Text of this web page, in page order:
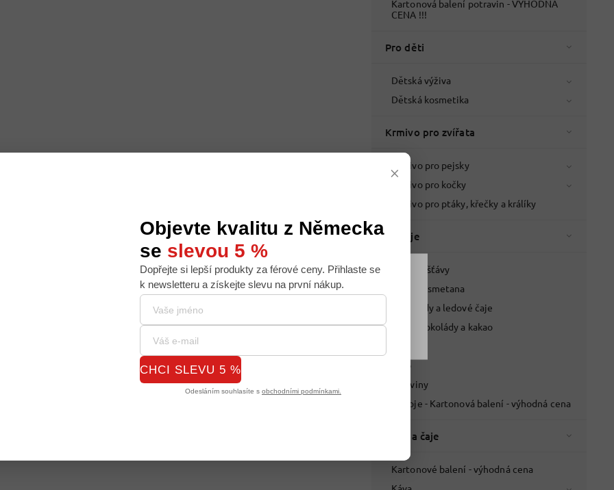
nabídku na míru, ale abychom to zvládli, používáme k
Používáním tohoto webu s tím souhlasíte.
Souhlasím
Kartonová balení potravin - VÝHODNÁ
CENA !!!
Pro děti
Dětská výživa
Dětská kosmetika
Krmivo pro zvířata
Krmivo pro pejsky
Krmivo pro kočky
Krmivo pro ptáky, křečky a králíky
Nápoje
Džusy a šťávy
Mléko a smetana
Limonády a ledové čaje
Horké čokolády a kakao
Víno
Lihoviny
Nápoje - Kartonová balení - výhodná cena
Káva a čaje
Kartonové balení - výhodná cena
×
Objevte kvalitu z Německa
se slevou 5 %
Dopřejte si lepší produkty za férové ceny. Přihlaste se
k newsletteru a získejte slevu na první nákup.
CHCI SLEVU 5 %
Odesláním souhlasíte s obchodními podmínkami.